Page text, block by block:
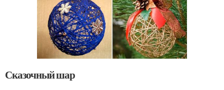
Сказочный шар